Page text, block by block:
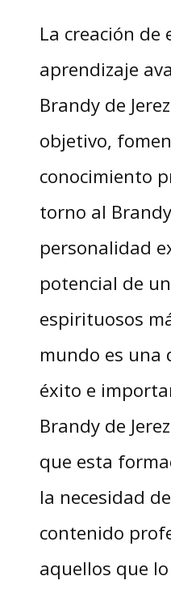
La creación de
aprendizaje
Brandy de
objetivo,
conocimiento
torno al
personalidad
potencial de
espirituosos
mundo es una
éxito e
Brandy de
que esta
la necesidad
contenido
aquellos que